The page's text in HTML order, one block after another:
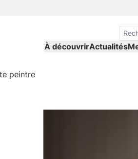
À découvrirActualités
peintre